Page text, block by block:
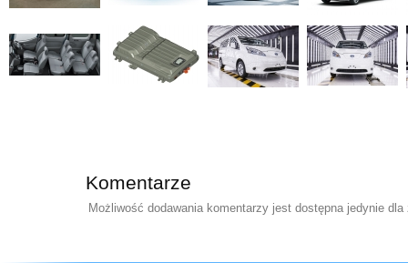
Komentarze
Możliwość dodawania komentarzy jest dostępna jedynie